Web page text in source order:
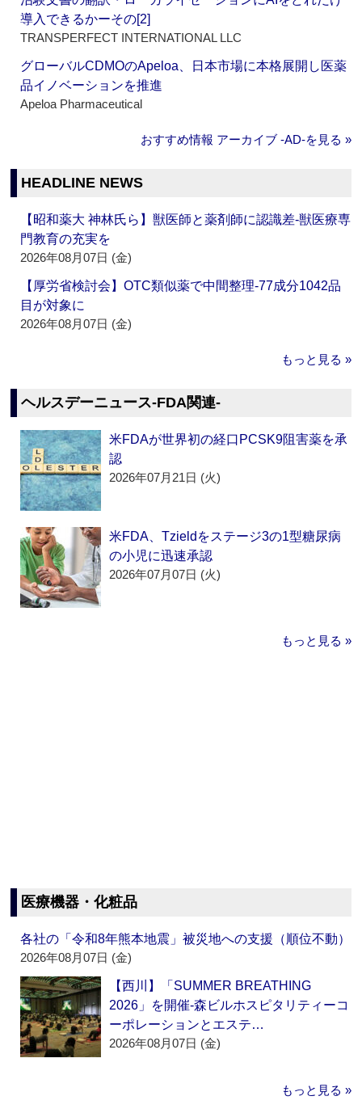
導入できるかーその[2]
TRANSPERFECT INTERNATIONAL LLC
グローバルCDMOのApeloa、日本市場に本格展開し医薬
品イノベーションを推進
Apeloa Pharmaceutical
おすすめ情報 アーカイブ ‐AD‐を見る »
HEADLINE NEWS
【昭和薬大 神林氏ら】獣医師と薬剤師に認識差‐獣医療専
門教育の充実を
2026年08月07日 (金)
【厚労省検討会】OTC類似薬で中間整理‐77成分1042品
目が対象に
2026年08月07日 (金)
もっと見る »
ヘルスデーニュース‐FDA関連‐
米FDAが世界初の経口PCSK9阻害薬を承
認
2026年07月21日 (火)
米FDA、Tzieldをステージ3の1型糖尿病
の小児に迅速承認
2026年07月07日 (火)
もっと見る »
医療機器・化粧品
各社の「令和8年熊本地震」被災地への支援（順位不動）
2026年08月07日 (金)
【西川】「SUMMER BREATHING
2026」を開催‐森ビルホスピタリティーコ
ーポレーションとエステ…
2026年08月07日 (金)
もっと見る »